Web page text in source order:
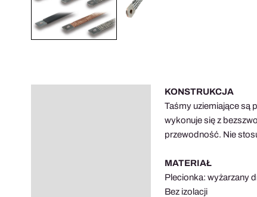
KONSTRUKCJA
Taśmy uziemiające są
wykonuje się z
przewodność. Nie
MATERIAŁ
Plecionka: wyżarzany
Bez izolacji